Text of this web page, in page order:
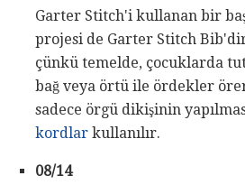
Garter Stitch'i kullanan bir
projesi de Garter Stitch
çünkü temelde, çocuklarda
bağ veya örtü ile ördekler
sadece örgü dikişinin
kordlar kullanılır.
08/14